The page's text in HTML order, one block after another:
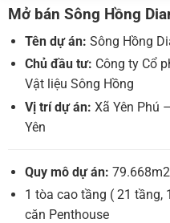
Mở bán Sông Hồng
Tên dự án: Sông Hồng
Chủ đầu tư: Công ty Cổ
Vật liệu Sông Hồng
Vị trí dự án: Xã Yên Phú
Yên
Quy mô dự án: 79.668m2
1 tòa cao tầng ( 21 tầng,
căn Penthouse